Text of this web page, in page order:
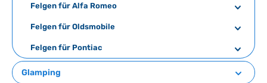
Felgen für Alfa Romeo
Felgen für Oldsmobile
Felgen für Pontiac
Glamping